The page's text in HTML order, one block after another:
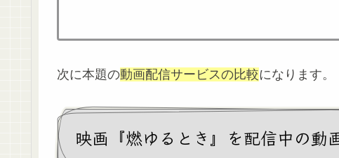
次に本題の動画配信サービスの比較になります。
映画『燃ゆるとき』を配信中の動